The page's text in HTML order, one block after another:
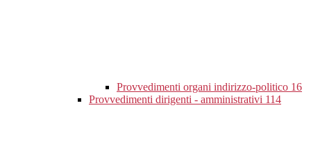
Provvedimenti organi indirizzo-politico 16
Provvedimenti dirigenti - amministrativi 114